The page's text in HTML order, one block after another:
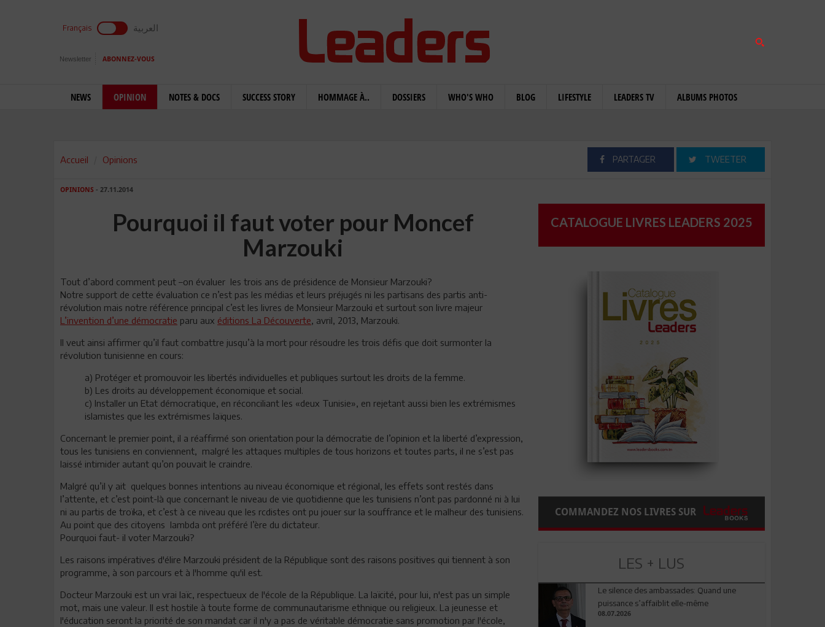
Français العربية
Newsletter ABONNEZ-VOUS
NEWS OPINION NOTES & DOCS SUCCESS STORY HOMMAGE À.. DOSSIERS WHO'S WHO BLOG LIFESTYLE LEADERS TV ALBUMS PHOTOS
Accueil Opinions PARTAGER TWEETER
OPINIONS - 27.11.2014
Pourquoi il faut voter pour Moncef
Marzouki
Tout d’abord comment peut –on évaluer les trois ans de présidence de Monsieur Marzouki?
Notre support de cette évaluation ce n’est pas les médias et leurs préjugés ni les partisans des partis anti-
révolution mais notre référence principal c’est les livres de Monsieur Marzouki et surtout son livre majeur
L’invention d’une démocratie paru aux éditions La Découverte, avril, 2013, Marzouki.
Il veut ainsi affirmer qu’il faut combattre jusqu’à la mort pour résoudre les trois défis que doit surmonter la
révolution tunisienne en cours:
a) Protéger et promouvoir les libertés individuelles et publiques surtout les droits de la femme.
b) Les droits au développement économique et social.
c) Installer un Etat démocratique, en réconciliant les «deux Tunisie», en rejetant aussi bien les extrémismes
islamistes que les extrémismes laïques.
Concernant le premier point, il a réaffirmé son orientation pour la démocratie de l’opinion et la liberté d’expression,
tous les tunisiens en conviennent, malgré les attaques multiples de tous horizons et toutes parts, il ne s’est pas
laissé intimider autant qu’on pouvait le craindre.
Malgré qu’il y ait quelques bonnes intentions au niveau économique et régional, les effets sont restés dans
l’attente, et c’est point-là que concernant le niveau de vie quotidienne que les tunisiens n’ont pas pardonné ni à lui
ni au partis de troïka, et c’est à ce niveau que les rcdistes ont pu jouer sur la souffrance et le malheur des tunisiens.
Au point que des citoyens lambda ont préféré l’ère du dictateur.
Pourquoi faut- il voter Marzouki?
Les raisons impératives d'élire Marzouki président de la République sont des raisons positives qui tiennent à son
programme, à son parcours et à l'homme qu'il est.
Docteur Marzouki est un vrai laïc, respectueux de l'école de la République. La laïcité, pour lui, n'est pas un simple
mot, mais une valeur. Il est hostile à toute forme de communautarisme ethnique ou religieux. La jeunesse et
l'éducation seront la priorité de son mandat car il n'y a pas de véritable démocratie sans promotion par l'école,
CATALOGUE LIVRES LEADERS 2025
COMMANDEZ NOS LIVRES SUR
LES + LUS
Le silence des ambassades: Quand une
puissance s’affaiblit elle-même
08.07.2026